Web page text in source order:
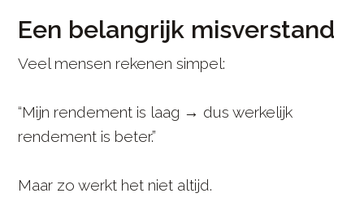
Een belangrijk misverstand
Veel mensen rekenen simpel:
“Mijn rendement is laag → dus werkelijk
rendement is beter.”
Maar zo werkt het niet altijd.